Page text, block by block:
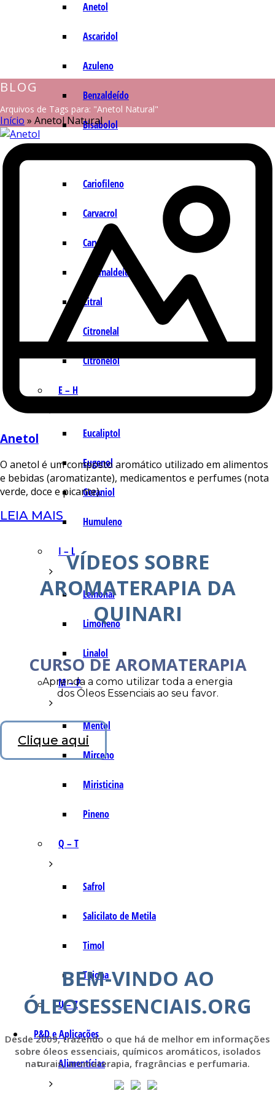
Anetol
Ascaridol
Azuleno
Benzaldeído
Bisabolol
Cariofileno
Carvacrol
Carvona
Cinamaldeído
Citral
Citronelal
Citronelol
E – H
Eucaliptol
Eugenol
Geraniol
Humuleno
I – L
Lemonal
Limoneno
Linalol
M – P
Mentol
Mirceno
Miristicina
Pineno
Q – T
Safrol
Salicilato de Metila
Timol
Tujona
U – Z
P&D e Aplicações
Alimentícias
BLOG
Arquivos de Tags para: "Anetol Natural"
Início » Anetol Natural
Anetol
O anetol é um composto aromático utilizado em alimentos
e bebidas (aromatizante), medicamentos e perfumes (nota
verde, doce e picante).
LEIA MAIS
VÍDEOS SOBRE
AROMATERAPIA DA
QUINARI
CURSO DE AROMATERAPIA
Aprenda a como utilizar toda a energia
dos Óleos Essenciais ao seu favor.
Clique aqui
BEM-VINDO AO
ÓLEOSESSENCIAIS.ORG
Desde 2009, trazendo o que há de melhor em informações
sobre óleos essenciais, químicos aromáticos, isolados
naturais, aromaterapia, fragrâncias e perfumaria.